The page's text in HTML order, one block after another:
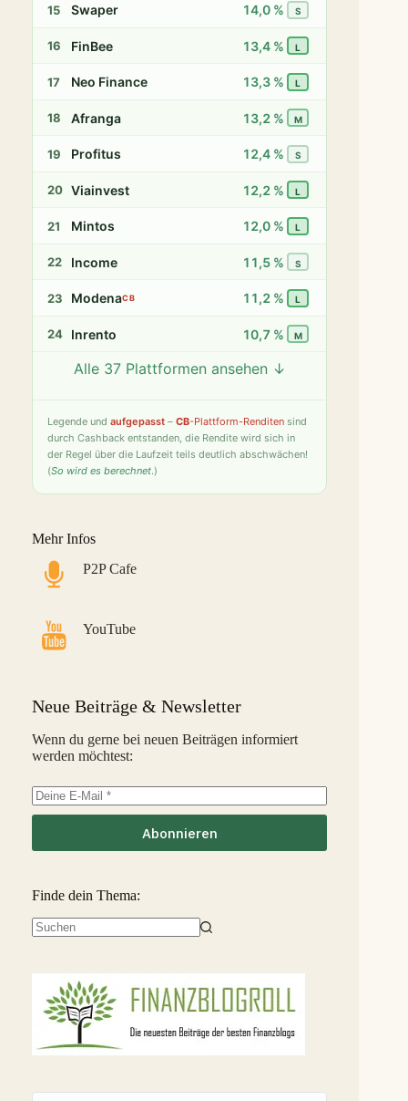
15 Swaper 14,0 % S
16 FinBee 13,4 % L
17 Neo Finance 13,3 % L
18 Afranga 13,2 % M
19 Profitus 12,4 % S
20 Viainvest 12,2 % L
21 Mintos 12,0 % L
22 Income 11,5 % S
23 ModenaCB 11,2 % L
24 Inrento 10,7 % M
Twino 9,8 %
27 PeerBerry 9,2 %
28
31
32 Savy
InSoil 2,6 % S
37 Linked Finance -6,3 % S
Alle 37 Plattformen ansehen ↓
Legende und aufgepasst – CB-Plattform-Renditen sind
durch Cashback entstanden, die Rendite wird sich in
der Regel über die Laufzeit teils deutlich abschwächen!
(So wird es berechnet.)
Mehr Infos
P2P Cafe
YouTube
Neue Beiträge & Newsletter
Wenn du gerne bei neuen Beiträgen informiert
werden möchtest:
Abonnieren
Finde dein Thema: